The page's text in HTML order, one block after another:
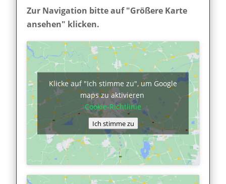
Zur Navigation bitte auf "Größere Karte
ansehen" klicken.
Klicke auf "Ich stimme zu", um Google
maps zu aktivieren
Cookie-Richtlinie
Ich stimme zu